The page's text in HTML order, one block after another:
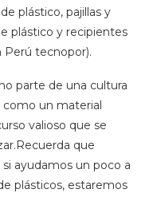
plástico, pajillas y
plástico y recipientes
Perú tecnopor).
parte de una cultura
como un material
valioso que se
que
ayudamos un poco a
plásticos, estaremos